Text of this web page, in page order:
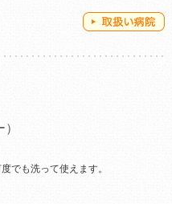
でも洗って使えます。